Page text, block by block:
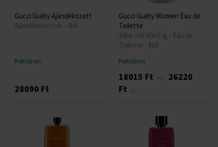
Gucci Guilty Ajándékszett
Ajándékszettek - Női
Raktáron
28090 Ft
Gucci Guilty Women Eau de
Toilette
30ml -tól 90ml-ig - Eau de
Toilette - Női
Raktáron
18015 Ft
26220
Ft